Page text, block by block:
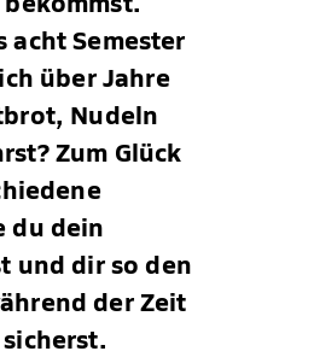
acht Semester
über Jahre
Nudeln
Zum Glück
du dein
und dir so den
der Zeit